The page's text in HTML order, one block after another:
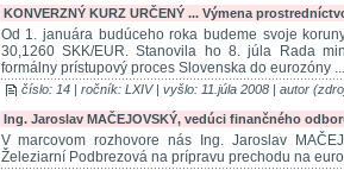
KONVERZNÝ KURZ URČENÝ ... Výmena
Od 1. januára budúceho roka budeme svoje
30,1260 SKK/EUR. Stanovila ho 8. júla Rada
formálny prístupový proces Slovenska do eurozóny ...
číslo: 14 | ročník: LXIV | vyšlo: 11.júla 2008 | autor
Ing. Jaroslav MAČEJOVSKÝ, vedúci finančného
V marcovom rozhovore nás Ing. Jaroslav
Železiarní Podbrezová na prípravu prechodu na